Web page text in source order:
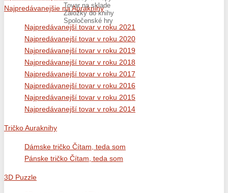
Tovar na sklade
Záložky do knihy
Spoločenské hry
Najpredávanejšie na Auraknihy
Najpredávanejší tovar v roku 2021
Najpredávanejší tovar v roku 2020
Najpredávanejší tovar v roku 2019
Najpredávanejší tovar v roku 2018
Najpredávanejší tovar v roku 2017
Najpredávanejší tovar v roku 2016
Najpredávanejší tovar v roku 2015
Najpredávanejší tovar v roku 2014
Tričko Auraknihy
Dámske tričko Čítam, teda som
Pánske tričko Čítam, teda som
3D Puzzle